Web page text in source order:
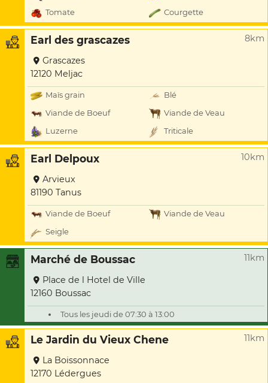
Tomate
Courgette
Earl des grascazes 8km
Grascazes
12120 Meljac
Maïs grain
Blé
Viande de Boeuf
Viande de Veau
Luzerne
Triticale
Earl Delpoux 10km
Arvieux
81190 Tanus
Viande de Boeuf
Viande de Veau
Seigle
Marché de Boussac 11km
Place de l Hotel de Ville
12160 Boussac
Tous les jeudi de 07:30 à 13:00
Le Jardin du Vieux Chene 11km
La Boissonnace
12170 Lédergues